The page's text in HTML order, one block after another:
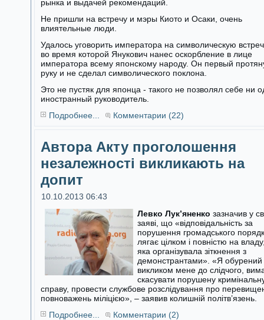
рынка и выдачей рекомендаций.
Не пришли на встречу и мэры Киото и Осаки, очень
влиятельные люди.
Удалось уговорить императора на символическую
во время которой Янукович нанес оскорбление в лице
императора всему японскому народу. Он первый
руку и не сделал символического поклона.
Это не пустяк для японца - такого не позволял себе ни
иностранный руководитель.
Подробнее...
Комментарии (22)
Автора Акту проголошення
незалежності викликають на
допит
10.10.2013 06:43
Левко Лук’яненко зазначив у
заяві, що «відповідальність за
порушення громадського
лягає цілком і повністю на
яка організувала зіткнення з
демонстрантами». «Я обурений
викликом мене до слідчого,
скасувати порушену
справу, провести службове розслідування про
повноважень міліцією», – заявив колишній політв’язень.
Подробнее...
Комментарии (2)